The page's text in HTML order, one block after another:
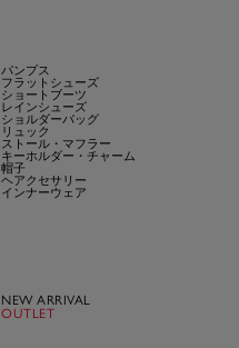
パンプス
フラットシューズ
ショートブーツ
レインシューズ
ショルダーバッグ
リュック
ストール・マフラー
キーホルダー・チャーム
帽子
ヘアクセサリー
インナーウェア
NEW ARRIVAL
OUTLET